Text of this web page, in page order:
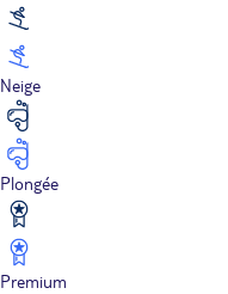
Neige
Plongée
Premium